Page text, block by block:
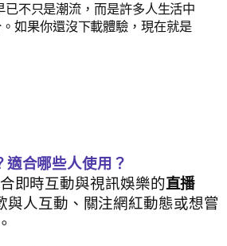
已不只是潮流，而是許多人生活中
如果你還沒下載體驗，現在就是
適合哪些人使用？
即時互動與視訊娛樂的直播
與人互動、關注網紅動態或想嘗